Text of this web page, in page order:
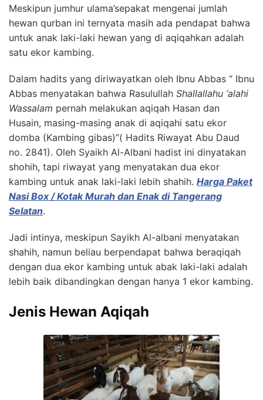
Meskipun jumhur ulama’sepakat mengenai jumlah
hewan qurban ini ternyata masih ada pendapat bahwa
untuk anak laki-laki hewan yang di aqiqahkan adalah
satu ekor kambing.
Dalam hadits yang diriwayatkan oleh Ibnu Abbas “ Ibnu
Abbas menyatakan bahwa Rasulullah Shallallahu ‘alahi
Wassalam pernah melakukan aqiqah Hasan dan
Husain, masing-masing anak di aqiqahi satu ekor
domba (Kambing gibas)”( Hadits Riwayat Abu Daud
no. 2841). Oleh Syaikh Al-Albani hadist ini dinyatakan
shohih, tapi riwayat yang menyatakan dua ekor
kambing untuk anak laki-laki lebih shahih. Harga Paket
Nasi Box / Kotak Murah dan Enak di Tangerang
Selatan.
Jadi intinya, meskipun Sayikh Al-albani menyatakan
shahih, namun beliau berpendapat bahwa beraqiqah
dengan dua ekor kambing untuk abak laki-laki adalah
lebih baik dibandingkan dengan hanya 1 ekor kambing.
Jenis Hewan Aqiqah